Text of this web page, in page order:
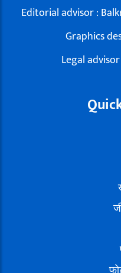
Editorial advisor :
Graphics
Legal